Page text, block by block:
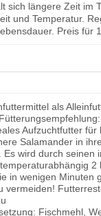
sich längere Zeit im
und Temperatur.
Preis für
als
Fütterungsempfehlung:
Aufzuchtfutter für
Salamander in
Es wird durch seinen
2
in wenigen Minuten
vermeiden!
Fischmehl,